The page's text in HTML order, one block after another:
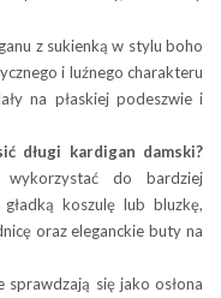
z sukienką w stylu boho
i luźnego charakteru
na płaskiej podeszwie i
długi kardigan damski?
wykorzystać do bardziej
koszulę lub bluzkę,
oraz eleganckie buty na
sprawdzają się jako osłona